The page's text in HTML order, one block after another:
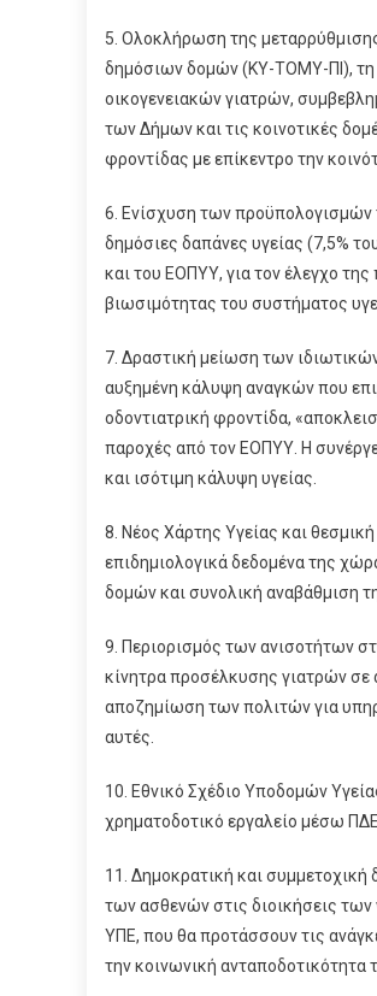
5. Ολοκλήρωση της
δημόσιων δομών (ΚΥ-ΤΟΜΥ-ΠΙ), τη
οικογενειακών γιατρών,
των Δήμων και τις κοινοτικές
φροντίδας με επίκεντρο την
6. Ενίσχυση των προϋπολογισμών
δημόσιες δαπάνες υγείας (7,5%
και του ΕΟΠΥΥ, για τον έλεγχο
βιωσιμότητας του συστήματος
7. Δραστική μείωση των
αυξημένη κάλυψη αναγκών που
οδοντιατρική φροντίδα,
παροχές από τον ΕΟΠΥΥ. Η
και ισότιμη κάλυψη υγείας.
8. Νέος Χάρτης Υγείας και
επιδημιολογικά δεδομένα της
δομών και συνολική αναβάθμιση
9. Περιορισμός των ανισοτήτων
κίνητρα προσέλκυσης γιατρών σε
αποζημίωση των πολιτών για
αυτές.
10. Εθνικό Σχέδιο Υποδομών
χρηματοδοτικό εργαλείο μέσω
11. Δημοκρατική και
των ασθενών στις διοικήσεις
ΥΠΕ, που θα προτάσσουν τις
την κοινωνική ανταποδοτικότητα